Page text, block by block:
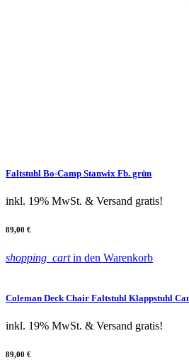
Faltstuhl Bo-Camp Stanwix Fb. grün
inkl. 19% MwSt. & Versand gratis!
89,00 €
shopping_cartin den Warenkorb
Coleman Deck Chair Faltstuhl Klappstuhl
inkl. 19% MwSt. & Versand gratis!
89,00 €